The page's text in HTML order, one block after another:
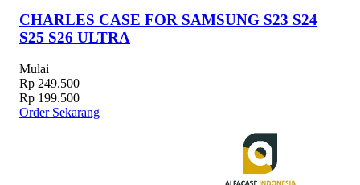
CHARLES CASE FOR SAMSUNG S23 S24
S25 S26 ULTRA
Mulai
Rp 249.500
Rp 199.500
Order Sekarang